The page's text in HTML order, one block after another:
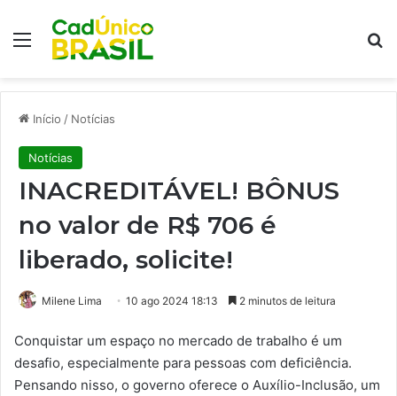
Menu
Início / Notícias
Notícias
INACREDITÁVEL! BÔNUS
no valor de R$ 706 é
liberado, solicite!
Milene Lima 10 ago 2024 18:13 2 minutos de leitura
Conquistar um espaço no mercado de trabalho é um
desafio, especialmente para pessoas com deficiência.
Pensando nisso, o governo oferece o Auxílio-Inclusão, um